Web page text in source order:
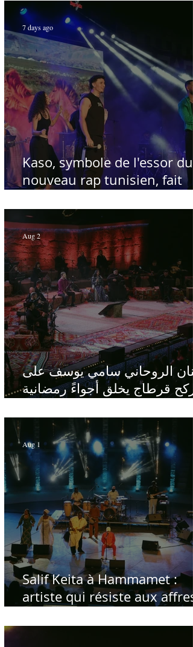
Par Sofien Manaï
Kaso, symbole de l'essor du
nouveau rap tunisien, fait
international de Sfax - Par
Sofien Manaï
7 days ago
الروحاني سامي يوسف على
ركح قرطاج يخلق أجواءً رمضانية
Aug 2
Salif Keita à Hammamet :
artiste qui résiste aux affres
Aug 1